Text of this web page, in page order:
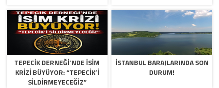
TEPECİK DERNEĞİ’NDE İSİM
KRİZİ BÜYÜYOR: “TEPECİK’İ
SİLDİRMEYECEĞİZ”
İSTANBUL BARAJLARINDA SON
DURUM!